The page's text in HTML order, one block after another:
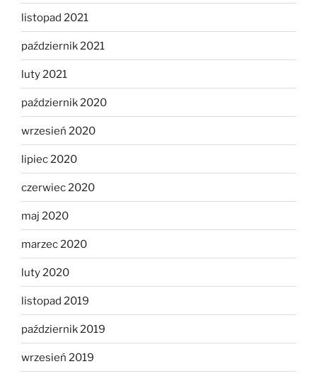
listopad 2021
październik 2021
luty 2021
październik 2020
wrzesień 2020
lipiec 2020
czerwiec 2020
maj 2020
marzec 2020
luty 2020
listopad 2019
październik 2019
wrzesień 2019